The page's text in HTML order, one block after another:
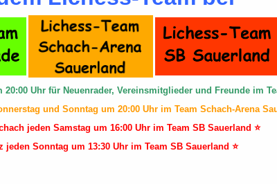
Uhr für Neuenrader, Vereinsmitglieder und Freunde im
und Sonntag um 20:00 Uhr im Team Schach-Arena
jeden Samstag um 16:00 Uhr im Team SB Sauerland ⭐
jeden Sonntag um 13:30 Uhr im Team SB Sauerland ⭐